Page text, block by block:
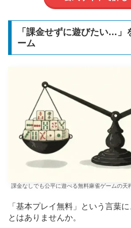
「課金せずに遊びたい…」
ーム
課金なしでも公平に遊べる無料麻雀ゲームの天
「基本プレイ無料」という言葉
とはありませんか。